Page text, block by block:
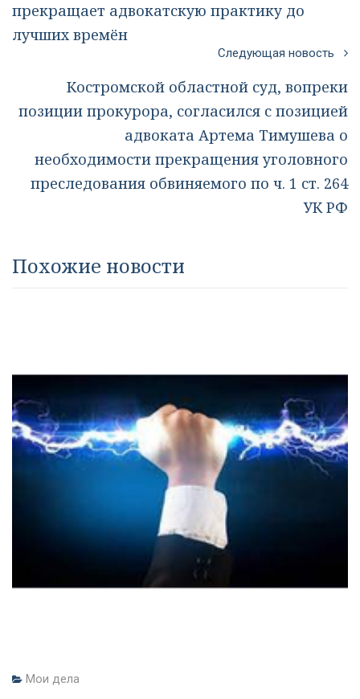
прекращает адвокатскую практику до
лучших времён
Следующая новость
Костромской областной суд, вопреки
позиции прокурора, согласился с позицией
адвоката Артема Тимушева о
необходимости прекращения уголовного
преследования обвиняемого по ч. 1 ст. 264
УК РФ
Похожие новости
Мои дела